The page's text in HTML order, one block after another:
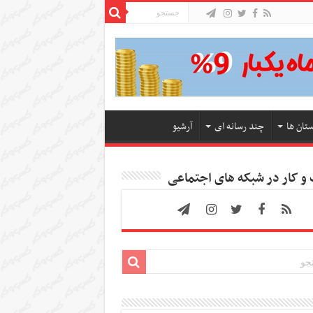
ها چند رسانه ای آرشیو
کار در شبکه های اجتماعی